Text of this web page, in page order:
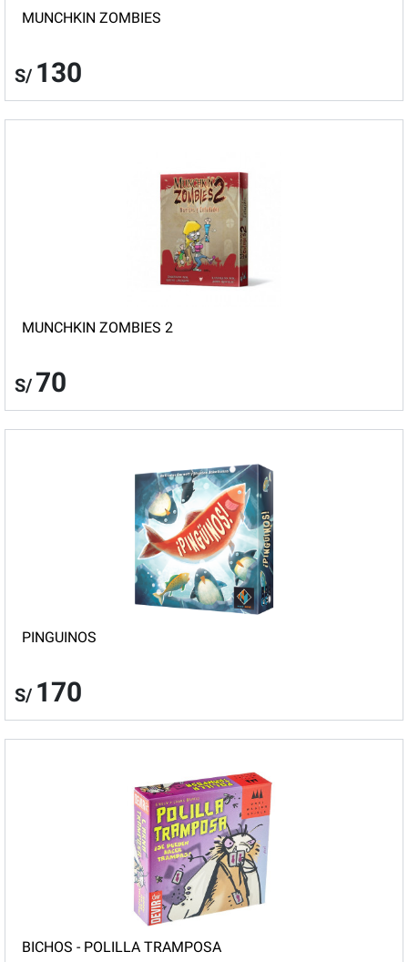
MUNCHKIN ZOMBIES
S/ 130
MUNCHKIN ZOMBIES 2
S/70
PINGUINOS
S/ 170
BICHOS - POLILLA TRAMPOSA